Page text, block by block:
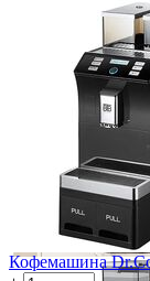
Кофемашина